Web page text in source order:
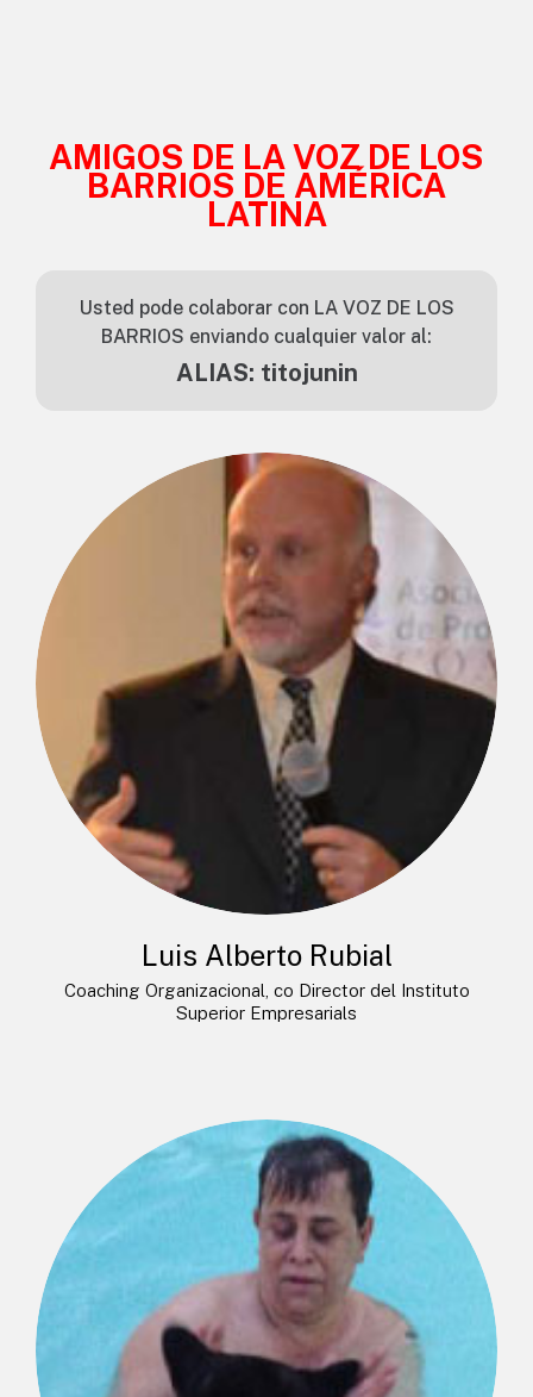
AMIGOS DE LA VOZ DE LOS
BARRIOS DE AMÉRICA
LATINA
Usted pode colaborar con LA VOZ DE LOS
BARRIOS enviando cualquier valor al:
ALIAS: titojunin
Luis Alberto Rubial
Coaching Organizacional, co Director del Instituto
Superior Empresarials